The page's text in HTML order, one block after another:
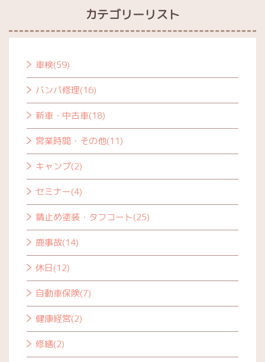
カテゴリーリスト
車検(59)
バンパ修理(16)
新車・中古車(18)
営業時間・その他(11)
キャンプ(2)
セミナー(4)
錆止め塗装・タフコート(25)
鹿事故(14)
休日(12)
自動車保険(7)
健康経営(2)
修繕(2)